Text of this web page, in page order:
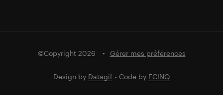
©Copyright 2026 Gérer mes préférences
Design by Datagif - Code by FCINQ